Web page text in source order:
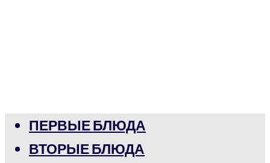
ПЕРВЫЕ БЛЮДА
ВТОРЫЕ БЛЮДА